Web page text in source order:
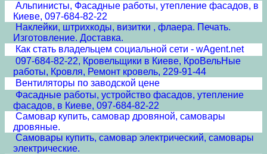
Альпинисты, Фасадные работы, утепление фасадов, в
Киеве, 097-684-82-22
Наклейки, штрихкоды, визитки , флаера. Печать.
Изготовление. Доставка.
Как стать владельцем социальной сети - wAgent.net
097-684-82-22, Кровельщики в Киеве, КроВельНые
работы, Кровля, Ремонт кровель, 229-91-44
Вентиляторы по заводской цене
Фасадные работы, устройство фасадов, утепление
фасадов, в Киеве, 097-684-82-22
Самовар купить, самовар дровяной, самовары
дровяные.
Самовары купить, самовар электрический, самовары
электрические.